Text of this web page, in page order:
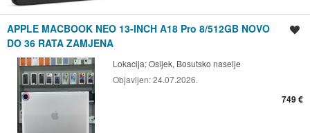
APPLE MACBOOK NEO 13-INCH A18 Pro 8/512GB NOVO
DO 36 RATA ZAMJENA
Lokacija:Osijek, Bosutsko naselje
Objavljen:24.07.2026.
749 €